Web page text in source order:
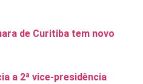
de Curitiba tem novo
a 2ª vice-presidência